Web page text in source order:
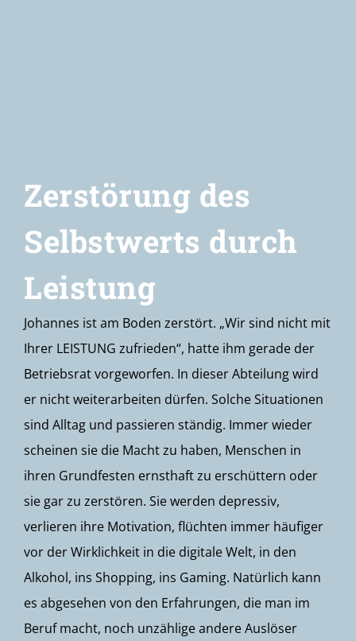
Zerstörung des
Selbstwerts durch
Leistung
Johannes ist am Boden zerstört. „Wir sind nicht mit
Ihrer LEISTUNG zufrieden“, hatte ihm gerade der
Betriebsrat vorgeworfen. In dieser Abteilung wird
er nicht weiterarbeiten dürfen. Solche Situationen
sind Alltag und passieren ständig. Immer wieder
scheinen sie die Macht zu haben, Menschen in
ihren Grundfesten ernsthaft zu erschüttern oder
sie gar zu zerstören. Sie werden depressiv,
verlieren ihre Motivation, flüchten immer häufiger
vor der Wirklichkeit in die digitale Welt, in den
Alkohol, ins Shopping, ins Gaming. Natürlich kann
es abgesehen von den Erfahrungen, die man im
Beruf macht, noch unzählige andere Auslöser